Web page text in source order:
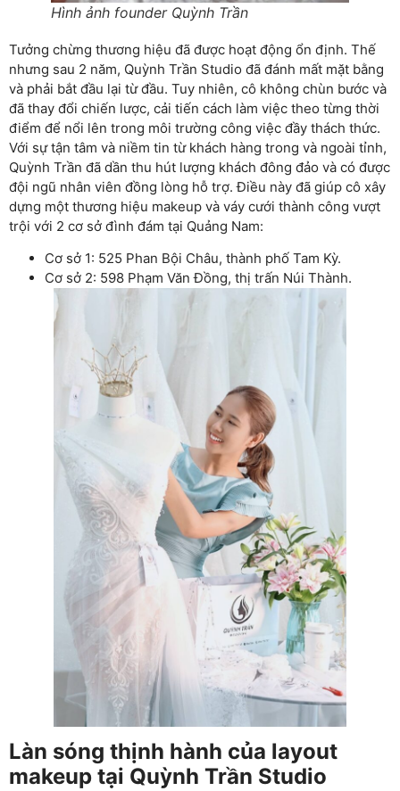
Hình ảnh founder Quỳnh Trần
Tưởng chừng thương hiệu đã được hoạt động ổn định. Thế
nhưng sau 2 năm, Quỳnh Trần Studio đã đánh mất mặt bằng
và phải bắt đầu lại từ đầu. Tuy nhiên, cô không chùn bước và
đã thay đổi chiến lược, cải tiến cách làm việc theo từng thời
điểm để nổi lên trong môi trường công việc đầy thách thức.
Với sự tận tâm và niềm tin từ khách hàng trong và ngoài tỉnh,
Quỳnh Trần đã dần thu hút lượng khách đông đảo và có được
đội ngũ nhân viên đồng lòng hỗ trợ. Điều này đã giúp cô xây
dựng một thương hiệu makeup và váy cưới thành công vượt
trội với 2 cơ sở đình đám tại Quảng Nam:
Cơ sở 1: 525 Phan Bội Châu, thành phố Tam Kỳ.
Cơ sở 2: 598 Phạm Văn Đồng, thị trấn Núi Thành.
Làn sóng thịnh hành của layout
makeup tại Quỳnh Trần Studio